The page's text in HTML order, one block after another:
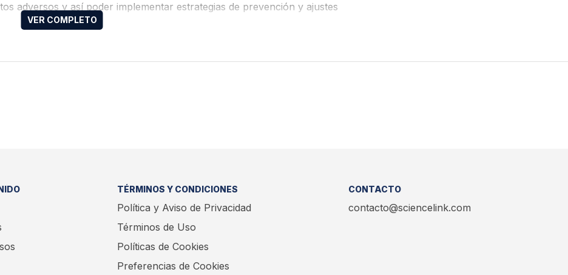
adversos y así poder implementar estrategias de prevención y ajustes
tratamientos
TÉRMINOS Y CONDICIONES
Política y Aviso de Privacidad
Términos de Uso
Políticas de Cookies
Preferencias de Cookies
CONTACTO
contacto@sciencelink.com